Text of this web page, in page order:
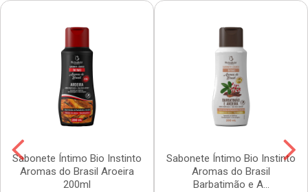
Sabonete Íntimo Bio Instinto
Aromas do Brasil Aroeira
200ml
Sabonete Íntimo Bio Instinto
Aromas do Brasil
Barbatimão e A...